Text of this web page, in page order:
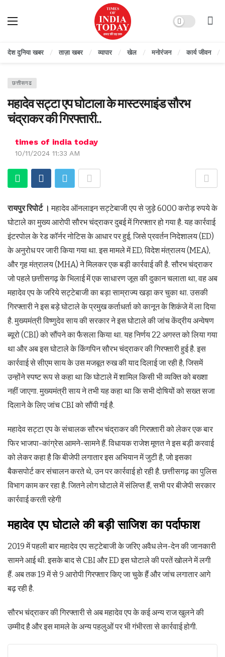
Dark mode
देश दुनिया खबर ताज़ा खबर व्यापार खेल मनोरंजन कार्य जीवन
छत्तीसगढ
महादेव सट्टा एप घोटाला के मास्टरमाइंड सौरभ
चंद्राकर की गिरफ्तारी..
times of india today
10/11/2024 11:33 AM
रायपुररिपोर्ट । महादेव ऑनलाइन सट्टेबाजी एप से जुड़े 6000 करोड़ रुपये के
घोटाले का मुख्य आरोपी सौरभ चंद्राकर दुबई में गिरफ्तार हो गया है. यह कार्रवाई
इंटरपोल के रेड कॉर्नर नोटिस के आधार पर हुई, जिसे प्रवर्तन निदेशालय (ED)
के अनुरोध पर जारी किया गया था. इस मामले में ED, विदेश मंत्रालय (MEA),
और गृह मंत्रालय (MHA) ने मिलकर एक बड़ी कार्रवाई की है. सौरभ चंद्राकर
जो पहले छत्तीसगढ़ के भिलाई में एक साधारण जूस की दुकान चलाता था, वह अब
महादेव एप के जरिये सट्टेबाजी का बड़ा साम्राज्य खड़ा कर चुका था. उसकी
गिरफ्तारी ने इस बड़े घोटाले के प्रमुख कर्ताधर्ता को कानून के शिकंजे में ला दिया
है. मुख्यमंत्री विष्णुदेव साय की सरकार ने इस घोटाले की जांच केंद्रीय अन्वेषण
ब्यूरो (CBI) को सौंपने का फैसला किया था. यह निर्णय 22 अगस्त को लिया गया
था और अब इस घोटाले के किंगपिन सौरभ चंद्राकर की गिरफ्तारी हुई है. इस
कार्रवाई से सीएम साय के उस मजबूत रुख की याद दिलाई जा रही है, जिसमें
उन्होंने स्पष्ट रूप से कहा था कि घोटाले में शामिल किसी भी व्यक्ति को बख्शा
नहीं जाएगा. मुख्यमंत्री साय ने तभी यह कहा था कि सभी दोषियों को सख्त सजा
दिलाने के लिए जांच CBI को सौंपी गई है.
महादेव सट्टा एप के संचालक सौरभ चंद्राकर की गिरफ़्तारी को लेकर एक बार
फिर भाजपा-कांग्रेस आमने-सामने हैं. विधायक राजेश मूणत ने इस बड़ी करवाई
को लेकर कहा है कि बीजेपी लगातार इस अभियान में जुटी है, जो इसका
बैकसपोर्ट कर संचालन करते थे, उन पर कार्रवाई हो रही है. छत्तीसगढ़ का पुलिस
विभाग काम कर रहा है. जितने लोग घोटाले में संलिप्त हैं, सभी पर बीजेपी सरकार
कार्रवाई करती रहेगी
महादेव एप घोटाले की बड़ी साजिश का पर्दाफाश
2019 में पहली बार महादेव एप सट्टेबाजी के जरिए अवैध लेन-देन की जानकारी
सामने आई थी. इसके बाद से CBI और ED इस घोटाले की परतें खोलने में लगी
हैं. अब तक 19 में से 9 आरोपी गिरफ्तार किए जा चुके हैं और जांच लगातार आगे
बढ़ रही है.
सौरभ चंद्राकर की गिरफ्तारी से अब महादेव एप के कई अन्य राज खुलने की
उम्मीद है और इस मामले के अन्य पहलुओं पर भी गंभीरता से कार्रवाई होगी.